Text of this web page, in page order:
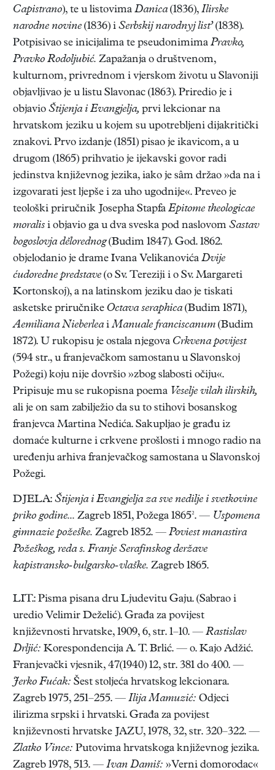
Capistrano), te u listovima Danica(1836), Ilirske
narodne novine (1836) i Serbskij narodnyj list’(1838).
Potpisivao se inicijalima te pseudonimima Pravko,
Pravko Rodoljubić. Zapažanja o društvenom,
kulturnom, privrednom i vjerskom životu u Slavoniji
objavljivao je u listu Slavonac (1863). Priredio je i
objavio Štijenja i Evangjelja, prvi lekcionar na
hrvatskom jeziku u kojem su upotrebljeni dijakritički
znakovi. Prvo izdanje (1851) pisao je ikavicom, a u
drugom (1865) prihvatio je ijekavski govor radi
jedinstva književnog jezika, iako je sâm držao »da na i
izgovarati jest ljepše i za uho ugodnije«. Preveo je
teološki priručnik Josepha Stapfa Epitome theologicae
moralis i objavio ga u dva sveska pod naslovom Sastav
bogoslovja dělorednog(Budim 1847). God. 1862.
objelodanio je drame Ivana Velikanovića Dvije
ćudoredne predstave (o Sv. Tereziji i o Sv. Margareti
Kortonskoj), a na latinskom jeziku dao je tiskati
asketske priručnike Octava seraphica(Budim 1871),
Aemiliana NieberleaiManuale franciscanum (Budim
1872). U rukopisu je ostala njegova Crkvena povijest
(594 str., u franjevačkom samostanu u Slavonskoj
Požegi) koju nije dovršio »zbog slabosti očiju«.
Pripisuje mu se rukopisna poema Veselje vilah ilirskih,
ali je on sam zabilježio da su to stihovi bosanskog
franjevca Martina Nedića. Sakupljao je građu iz
domaće kulturne i crkvene prošlosti i mnogo radio na
uređenju arhiva franjevačkog samostana u Slavonskoj
Požegi.
DJELA: Štijenja i Evangjelja za sve nedilje i svetkovine
priko godine... Zagreb 1851, Požega 1865². — Uspomena
gimnazie požeške. Zagreb 1852. — Poviest manastira
Požeškog, reda s. Franje Serafinskog deržave
kapistransko-bulgarsko-vlaške. Zagreb 1865.
LIT.: Pisma pisana dru Ljudevitu Gaju. (Sabrao i
uredio Velimir Deželić). Građa za povijest
književnosti hrvatske, 1909, 6, str. 1–10. — Rastislav
Drljić: Korespondencija A. T. Brlić. — o. Kajo Adžić.
Franjevački vjesnik, 47(1940) 12, str. 381 do 400. —
Jerko Fućak: Šest stoljeća hrvatskog lekcionara.
Zagreb 1975, 251–255. — Ilija Mamuzić: Odjeci
ilirizma srpski i hrvatski. Građa za povijest
književnosti hrvatske JAZU, 1978, 32, str. 320–322. —
Zlatko Vince: Putovima hrvatskoga književnog jezika.
Zagreb 1978, 513. — Ivan Damiš: »Verni domorodac«